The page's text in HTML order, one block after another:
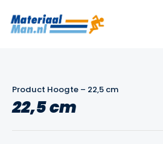
naar
de
inhoud
Product Hoogte – 22,5 cm
22,5 cm